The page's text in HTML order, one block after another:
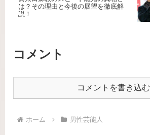
は？その理由と今後の展望を徹底解
説！
コメント
コメントを書き込む
ホーム 男性芸能人